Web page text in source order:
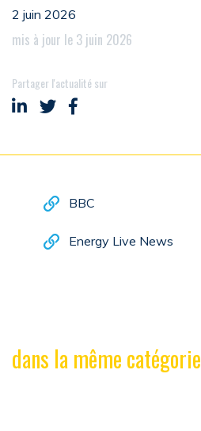
2 juin 2026
mis à jour le 3 juin 2026
Partager l'actualité sur
Partager sur LinkedIn
Partager sur Twitter
Partager sur Facebook
BBC
Energy Live News
dans la même catégorie